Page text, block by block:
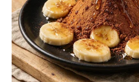
TEBING
TINGGI
WN
PAKPAK